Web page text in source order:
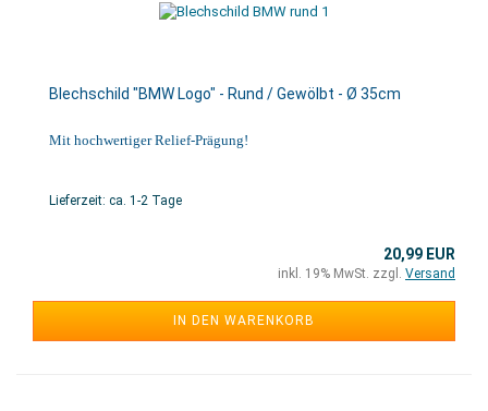
Blechschild "BMW Logo" - Rund / Gewölbt - Ø 35cm
Mit hochwertiger Relief-Prägung!
Lieferzeit: ca. 1-2 Tage
20,99 EUR
inkl. 19% MwSt. zzgl. Versand
IN DEN WARENKORB